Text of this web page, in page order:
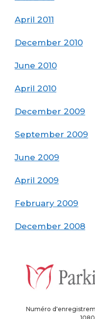
April 2011
December 2010
June 2010
April 2010
December 2009
September 2009
June 2009
April 2009
February 2009
December 2008
Numéro